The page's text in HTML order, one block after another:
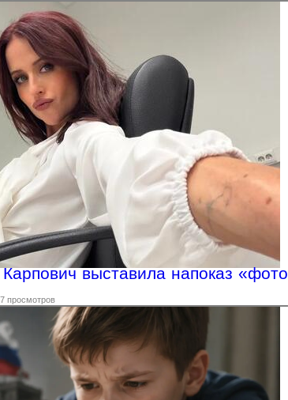
выставила напоказ «фото
просмотров